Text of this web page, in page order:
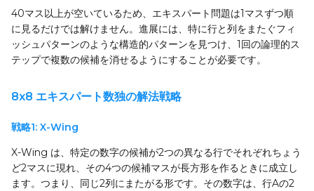
40マス以上が空いているため、エキスパート問題は1マスずつ順
に見るだけでは解けません。進展には、特に行と列をまたぐフィ
ッシュパターンのような構造的パターンを見つけ、1回の論理的ス
テップで複数の候補を消せるようにすることが必要です。
8x8 エキスパート数独の解法戦略
戦略1: X-Wing
X-Wing は、特定の数字の候補が2つの異なる行でそれぞれちょう
ど2マスに現れ、その4つの候補マスが長方形を作るときに成立し
ます。つまり、同じ2列にまたがる形です。その数字は、行Aの2